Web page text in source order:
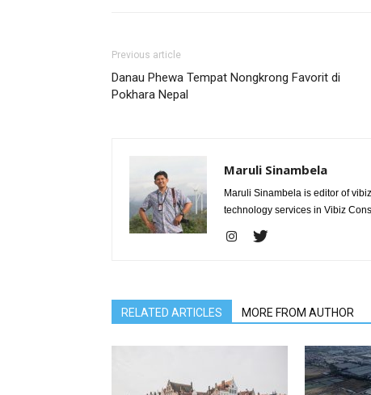
Previous article
Danau Phewa Tempat Nongkrong Favorit di
Pokhara Nepal
Maruli Sinambela
Maruli Sinambela is editor of
technology services in Vibiz
RELATED ARTICLES MORE FROM AUTHOR